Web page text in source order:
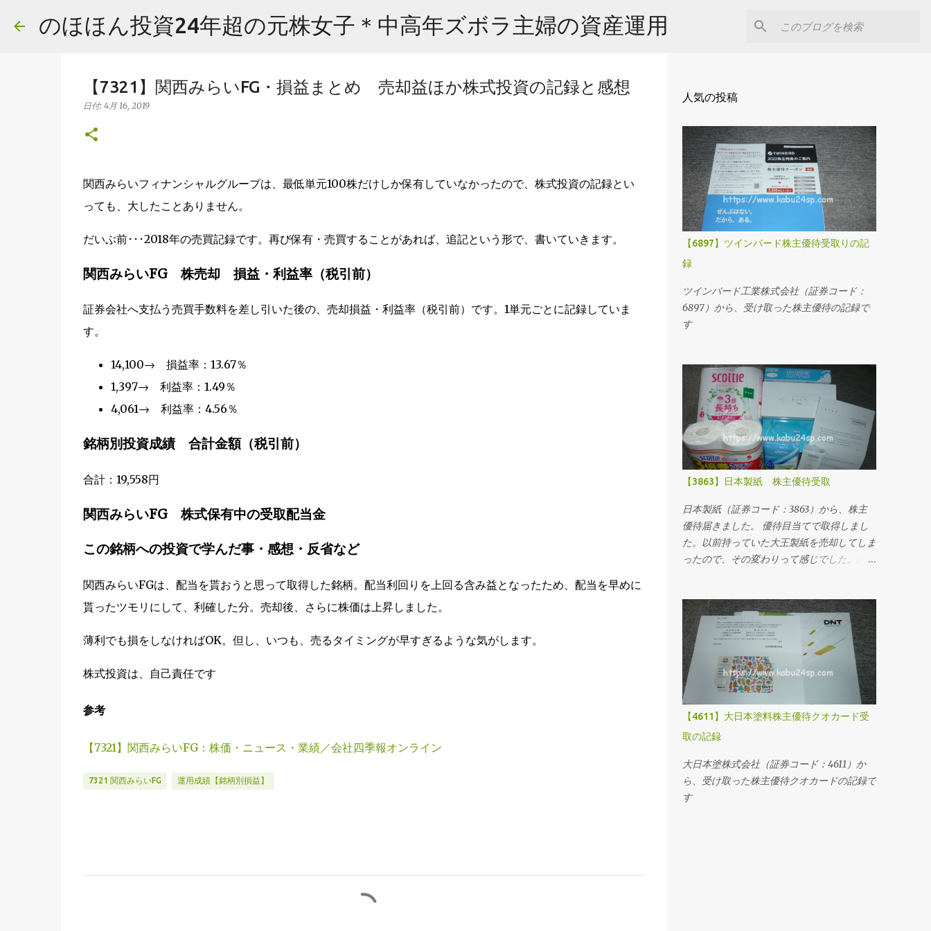
スキップしてメイン コンテンツに移動
のほほん投資24年超の元株女子＊中高年ズボラ主婦の資産運用
【7321】関西みらいFG・損益まとめ 売却益ほか株式投資の記録と感想
日付: 4月 16, 2019
関西みらいフィナンシャルグループは、最低単元100株だけしか保有していなかったので、株式投資の記録とい
っても、大したことありません。
だいぶ前･･･2018年の売買記録です。再び保有・売買することがあれば、追記という形で、書いていきます。
関西みらいFG 株売却 損益・利益率（税引前）
証券会社へ支払う売買手数料を差し引いた後の、売却損益・利益率（税引前）です。1単元ごとに記録していま
す。
14,100→ 損益率：13.67％
1,397→ 利益率：1.49％
4,061→ 利益率：4.56％
銘柄別投資成績 合計金額（税引前）
合計：19,558円
関西みらいFG 株式保有中の受取配当金
この銘柄への投資で学んだ事・感想・反省など
関西みらいFGは、配当を貰おうと思って取得した銘柄。配当利回りを上回る含み益となったため、配当を早めに
貰ったツモリにして、利確した分。売却後、さらに株価は上昇しました。
薄利でも損をしなければOK。但し、いつも、売るタイミングが早すぎるような気がします。
株式投資は、自己責任です
参考
【7321】関西みらいFG：株価・ニュース・業績／会社四季報オンライン
7321 関西みらいFG 運用成績【銘柄別損益】
人気の投稿
【6897】ツインバード株主優待受取りの記
録
ツインバード工業株式会社（証券コード：
6897）から、受け取った株主優待の記録で
す
【3863】日本製紙 株主優待受取
日本製紙（証券コード：3863）から、株主
優待届きました。 優待目当てで取得しまし
た。以前持っていた大王製紙を売却してしま
ったので、その変わりって感じでした。思っ
【4611】大日本塗料株主優待クオカード受
取の記録
大日本塗株式会社（証券コード：4611）か
ら、受け取った株主優待クオカードの記録で
す